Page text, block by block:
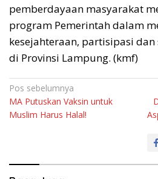
pemberdayaan masyarakat
program Pemerintah dalam
kesejahteraan, partisipasi
di Provinsi Lampung. (kmf)
Navigasi
pos
Pos sebelumnya
MA Putuskan Vaksin untuk
Muslim Harus Halal!